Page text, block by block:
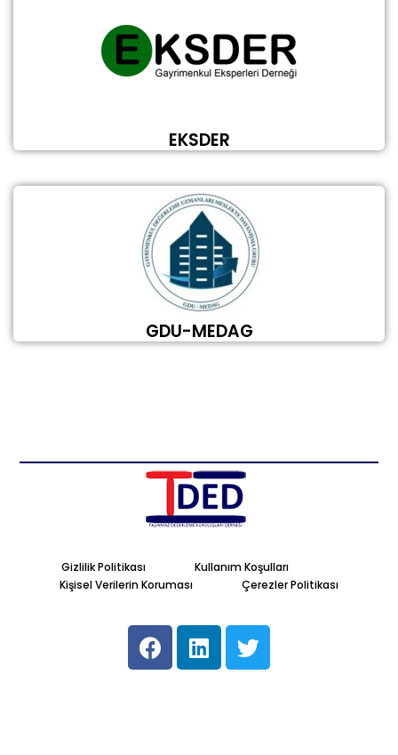
EKSDER
GDU-MEDAG
Gizlilik Politikası
Kullanım Koşulları
Kişisel Verilerin Koruması
Çerezler Politikası